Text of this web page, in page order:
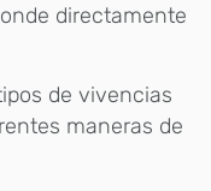
directamente
de vivencias
maneras de